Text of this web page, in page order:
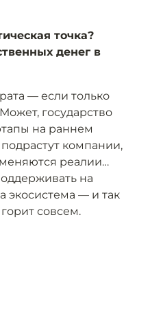
точка?
денег в
— если только
государство
на раннем
компании,
реалии…
на
экосистема — и так
совсем.